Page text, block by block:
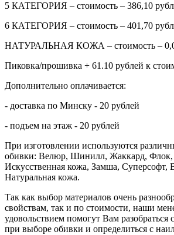
5 КАТЕГОРИЯ – стоимость – 386,10
6 КАТЕГОРИЯ – стоимость – 401,70
НАТУРАЛЬНАЯ КОЖА – стоимость – 0,0
Пиковка/прошивка + 61.10 рублей к
Дополнительно оплачивается:
- доставка по Минску - 20 рублей
- подъем на этаж - 20 рублей
При изготовлении используются
обивки: Велюр, Шинилл, Жаккард, Флок,
Искусственная кожа, Замша, Суперсофт,
Натуральная кожа.
Так как выбор материалов очень
свойствам, так и по стоимости, наши
удовольствием помогут Вам
при выборе обивки и определиться с